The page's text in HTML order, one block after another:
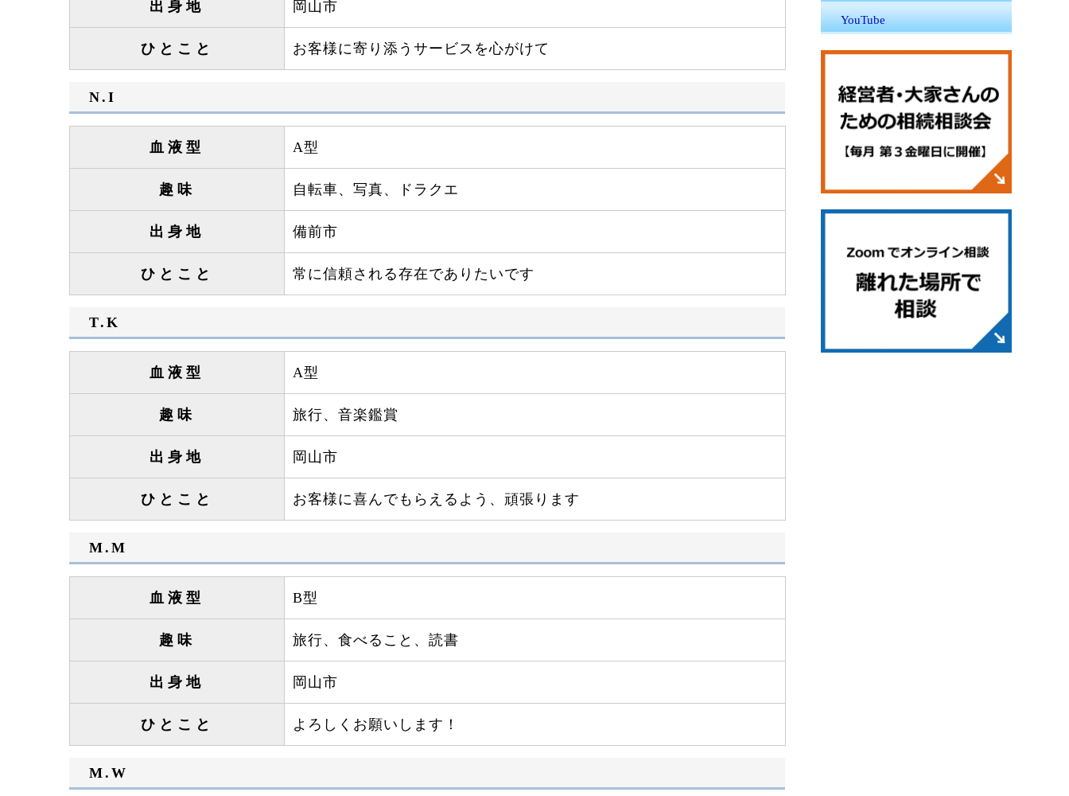
出身地 岡山市
ひとこと お客様に寄り添うサービスを心がけて
N.I
血液型 A型
趣味 自転車、写真、ドラクエ
出身地 備前市
ひとこと 常に信頼される存在でありたいです
T.K
血液型 A型
趣味 旅行、音楽鑑賞
出身地 岡山市
ひとこと お客様に喜んでもらえるよう、頑張ります
M.M
血液型 B型
趣味 旅行、食べること、読書
出身地 岡山市
ひとこと よろしくお願いします！
M.W
YouTube